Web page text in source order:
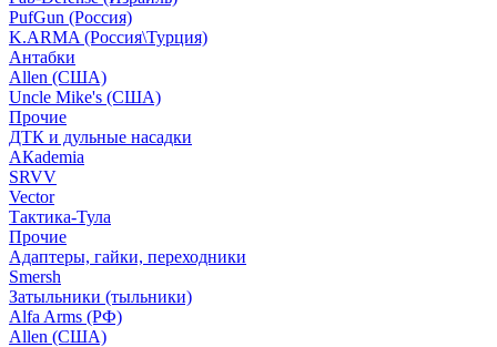
PufGun (Россия)
K.ARMA (Россия\Турция)
Антабки
Allen (США)
Uncle Mike's (США)
Прочие
ДТК и дульные насадки
АКademia
SRVV
Vector
Тактика-Тула
Прочие
Адаптеры, гайки, переходники
Smersh
Затыльники (тыльники)
Alfa Arms (РФ)
Allen (США)